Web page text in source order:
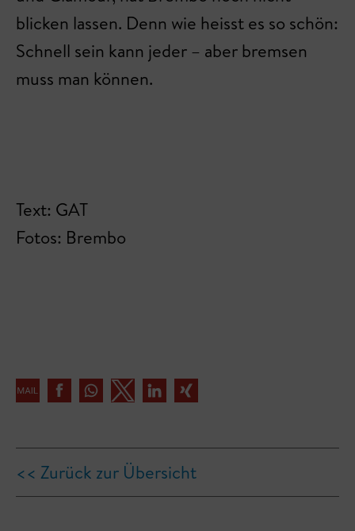
blicken lassen. Denn wie heisst es so schön:
Schnell sein kann jeder – aber bremsen
muss man können.
Text: GAT
Fotos: Brembo
<< Zurück zur Übersicht